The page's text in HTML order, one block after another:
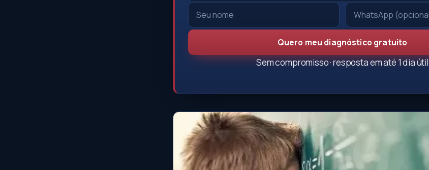
Quero meu diagnóstico gratuito
Sem compromisso · resposta em até 1 dia útil